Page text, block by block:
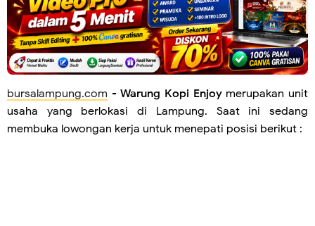
bursalampung.com -Warung Kopi Enjoymerupakan unit
usaha yang berlokasi di Lampung. Saat ini sedang
membuka lowongan kerja untuk menepati posisi berikut :